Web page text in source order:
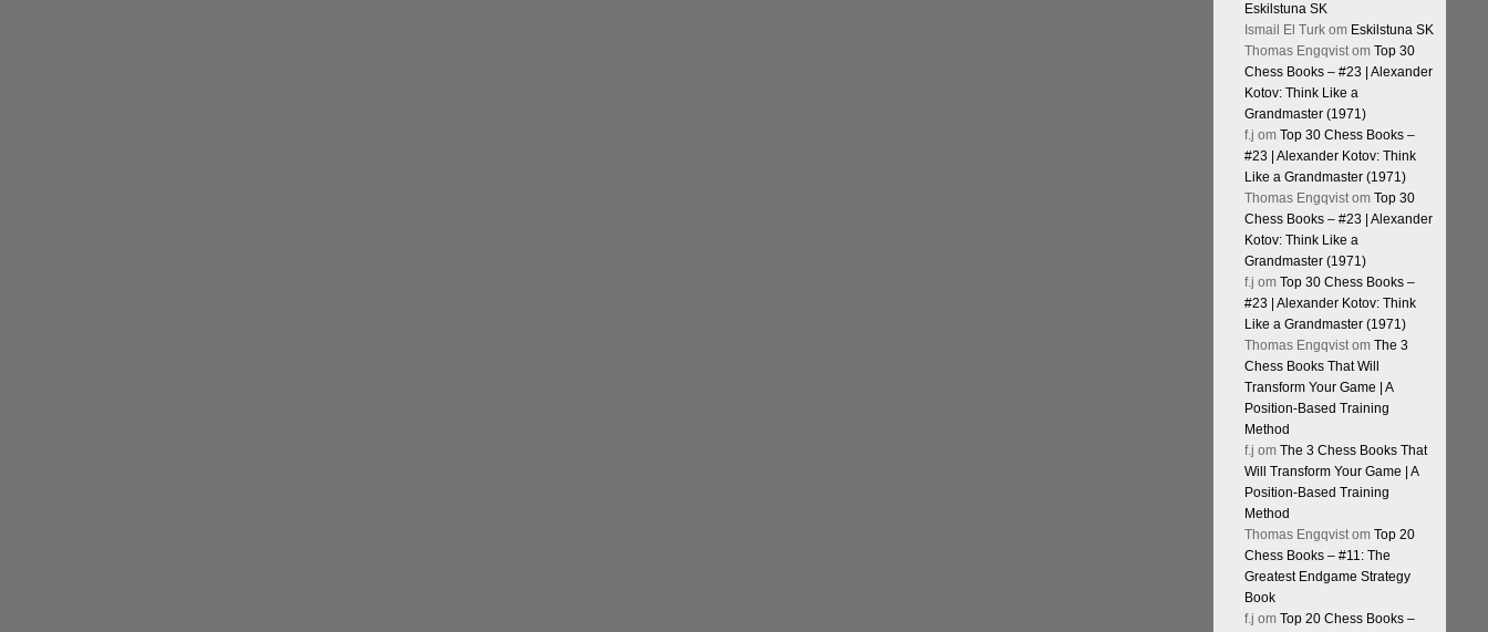
Eskilstuna SK
Ismail El Turkom Eskilstuna SK
Thomas Engqvistom Top 30
Chess Books – #23 | Alexander
Kotov: Think Like a
Grandmaster (1971)
f.j om Top 30 Chess Books –
#23 | Alexander Kotov: Think
Like a Grandmaster (1971)
Thomas Engqvistom Top 30
Chess Books – #23 | Alexander
Kotov: Think Like a
Grandmaster (1971)
f.j om Top 30 Chess Books –
#23 | Alexander Kotov: Think
Like a Grandmaster (1971)
Thomas Engqvistom The 3
Chess Books That Will
Transform Your Game | A
Position-Based Training
Method
f.j om The 3 Chess Books That
Will Transform Your Game | A
Position-Based Training
Method
Thomas Engqvistom Top 20
Chess Books – #11: The
Greatest Endgame Strategy
Book
f.j om Top 20 Chess Books –